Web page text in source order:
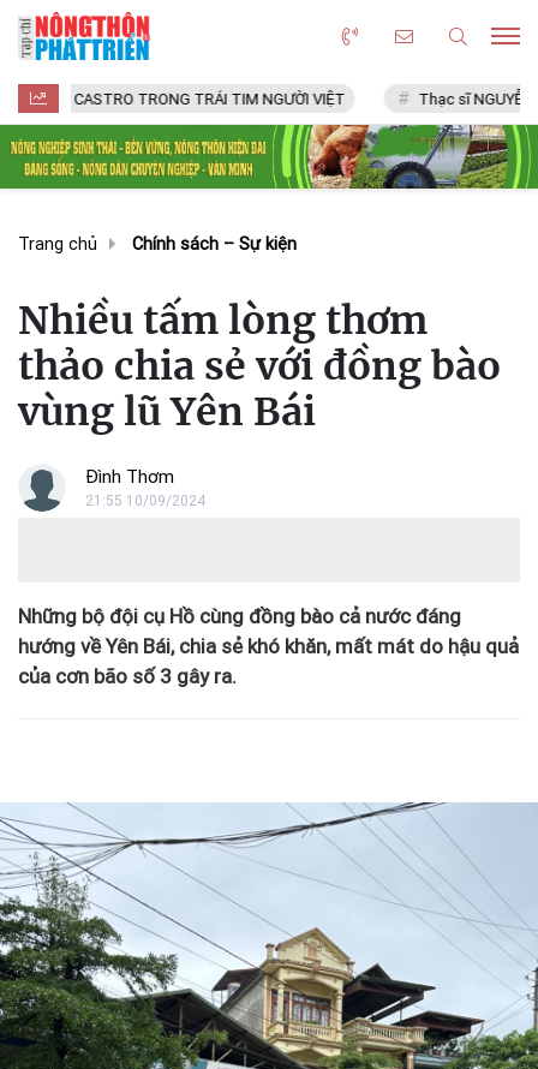
TRONG TRÁI TIM NGƯỜI VIỆT Thạc sĩ NGUYỄN VĂN CHÍ
Trang chủ Chính sách – Sự kiện
Nhiều tấm lòng thơm
thảo chia sẻ với đồng bào
vùng lũ Yên Bái
Đình Thơm
21:55 10/09/2024
Những bộ đội cụ Hồ cùng đồng bào cả nước đáng
hướng về Yên Bái, chia sẻ khó khăn, mất mát do hậu quả
của cơn bão số 3 gây ra.